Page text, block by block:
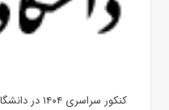
کنکور سراسری ۱۴۰۴ در دانشگاه بیرجند آغاز شد